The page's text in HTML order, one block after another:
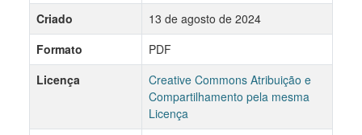
Criado
13 de agosto de 2024
Formato
PDF
Licença
Creative Commons Atribuição e
Compartilhamento pela mesma
Licença